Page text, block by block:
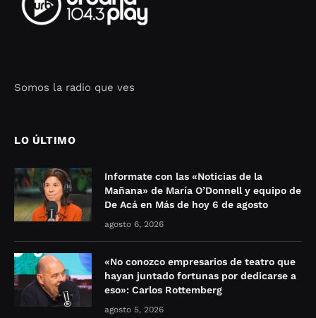
Somos la radio que ves
LO ÚLTIMO
Informate con las «Noticias de la
Mañana» de María O’Donnell y equipo de
De Acá en Más de hoy 6 de agosto
agosto 6, 2026
«No conozco empresarios de teatro que
hayan juntado fortunas por dedicarse a
eso»: Carlos Rottemberg
agosto 5, 2026